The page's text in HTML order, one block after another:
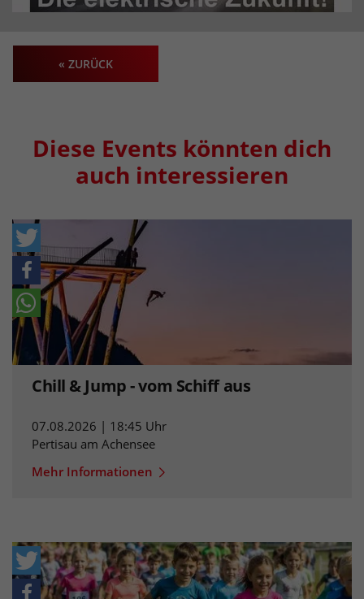
« ZURÜCK
Diese Events könnten dich
auch interessieren
Chill & Jump - vom Schiff aus
07.08.2026 | 18:45 Uhr
Pertisau am Achensee
Mehr Informationen